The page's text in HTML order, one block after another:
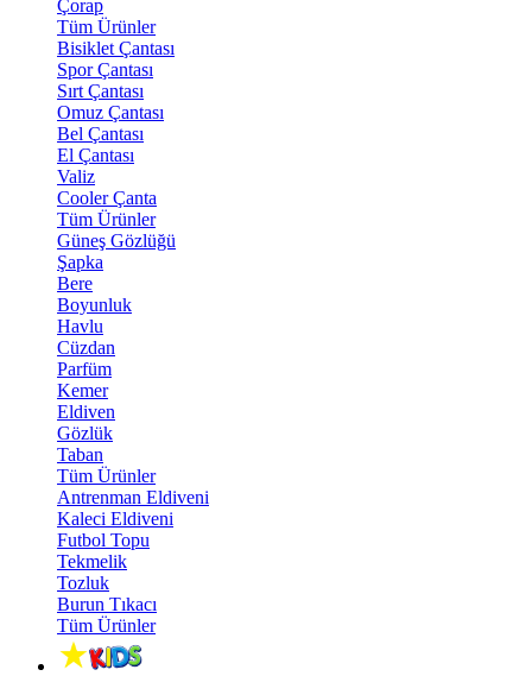
Çorap
Tüm Ürünler
Bisiklet Çantası
Spor Çantası
Sırt Çantası
Omuz Çantası
Bel Çantası
El Çantası
Valiz
Cooler Çanta
Tüm Ürünler
Güneş Gözlüğü
Şapka
Bere
Boyunluk
Havlu
Cüzdan
Parfüm
Kemer
Eldiven
Gözlük
Taban
Tüm Ürünler
Antrenman Eldiveni
Kaleci Eldiveni
Futbol Topu
Tekmelik
Tozluk
Burun Tıkacı
Tüm Ürünler